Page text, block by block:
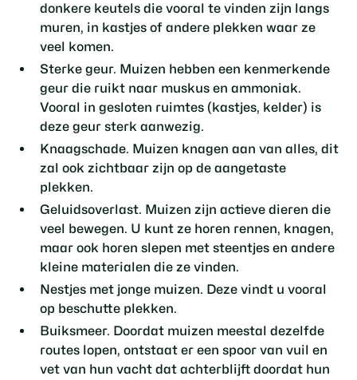
donkere keutels die vooral te vinden zijn langs
muren, in kastjes of andere plekken waar ze
veel komen.
Sterke geur. Muizen hebben een kenmerkende
geur die ruikt naar muskus en ammoniak.
Vooral in gesloten ruimtes (kastjes, kelder) is
deze geur sterk aanwezig.
Knaagschade. Muizen knagen aan van alles, dit
zal ook zichtbaar zijn op de aangetaste
plekken.
Geluidsoverlast. Muizen zijn actieve dieren die
veel bewegen. U kunt ze horen rennen, knagen,
maar ook horen slepen met steentjes en andere
kleine materialen die ze vinden.
Nestjes met jonge muizen. Deze vindt u vooral
op beschutte plekken.
Buiksmeer. Doordat muizen meestal dezelfde
routes lopen, ontstaat er een spoor van vuil en
vet van hun vacht dat achterblijft doordat hun